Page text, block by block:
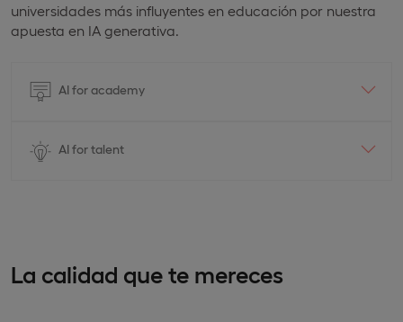
universidades más influyentes en educación por nuestra
apuesta en IA generativa.
AI for academy
AI for talent
La calidad que te mereces